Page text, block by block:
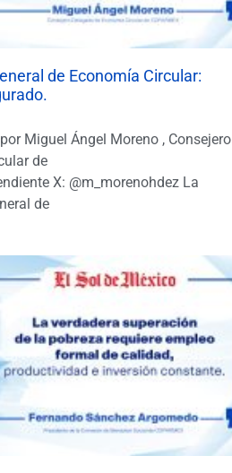
de Economía Circular:
Miguel Ángel Moreno , Consejero
de
X: @m_morenohdez La
de